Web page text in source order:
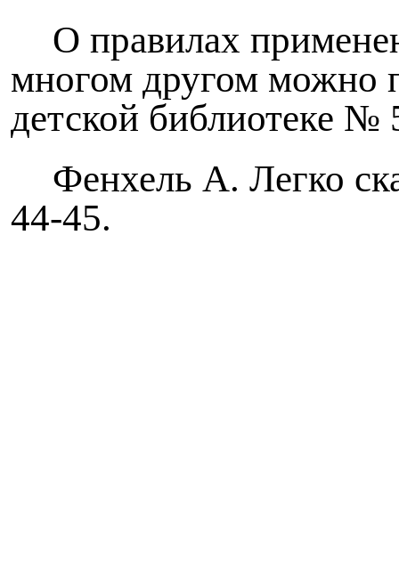
О правилах
многом другом можно
детской библиотеке №
Фенхель А. Легко
44-45.